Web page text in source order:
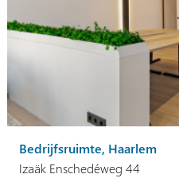
Bedrijfsruimte, Haarlem
Izaäk Enschedéweg 44